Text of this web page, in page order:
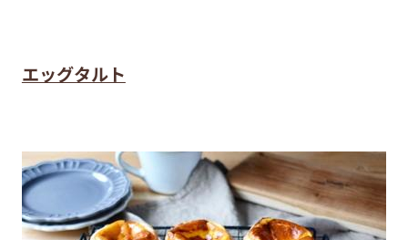
エッグタルト